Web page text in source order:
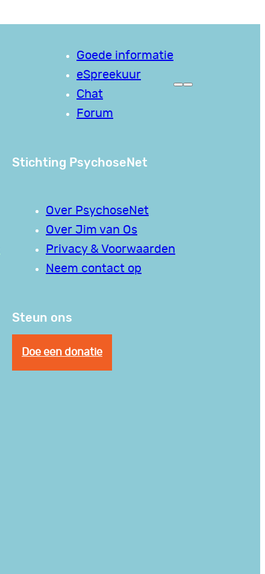
Goede informatie
eSpreekuur
Chat
Forum
Stichting PsychoseNet
Over PsychoseNet
Over Jim van Os
Privacy & Voorwaarden
Neem contact op
Steun ons
Doe een donatie